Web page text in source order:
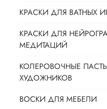
КРАСКИ ДЛЯ ВАТНЫХ
КРАСКИ ДЛЯ
МЕДИТАЦИЙ
КОЛЕРОВОЧНЫЕ
ХУДОЖНИКОВ
ВОСКИ ДЛЯ МЕБЕЛИ